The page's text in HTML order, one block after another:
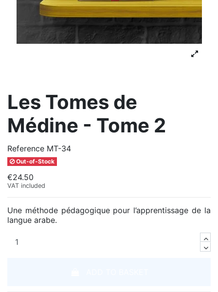
Les Tomes de
Médine - Tome 2
Reference MT-34
Out-of-Stock
€24.50
VAT included
Une méthode pédagogique pour l’apprentissage de la
langue arabe.